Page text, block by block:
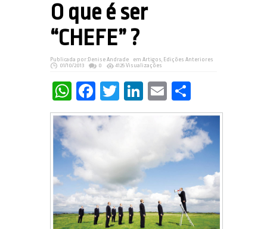
O que é ser
“CHEFE” ?
Publicada por: Denise Andrade em Artigos, Edições Anteriores
01/10/2013
0 4125 Visualizações
WhatsApp
Facebook
Twitter
LinkedIn
Email